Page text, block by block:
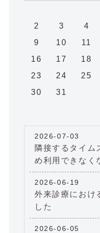
2
3 4
9
10 11
16
17 18
23
24 25
30
31
2026-07-03
隣接するタイム
め利用できなく
2026-06-19
外来診療におけ
した
2026-06-05